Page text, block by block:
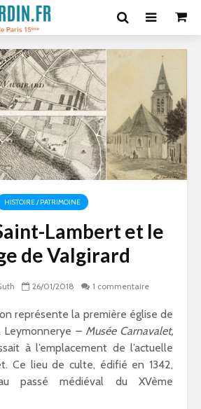
HISTOIRE / PATRIMOINE
Lambert et le
de Valgirard
26/01/2018 1 commentaire
représente la première église de
Leymonnerye – Musée Carnavalet,
à l’emplacement de l’actuelle
Ce lieu de culte, édifié en 1342,
passé médiéval du XVème